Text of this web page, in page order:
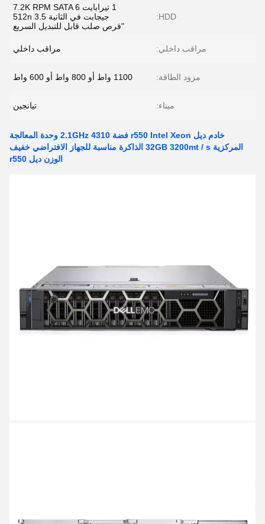
HDD:
1 تيرابايت 7.2K RPM SATA 6
جيجابت في الثانية 512n 3.5
"قرص صلب قابل للتبديل السريع
مراقب داخلي: مراقب داخلي
مزود الطاقة: 1100 واط أو 800 واط أو 600 واط
ميناء: تيانجين
خادم ديل r550 Intel Xeon فضة 4310 2.1GHz وحدة المعالجة
المركزية 32GB 3200mt / s الذاكرة مناسبة للجهاز الافتراضي خفيف
الوزن ديل r550